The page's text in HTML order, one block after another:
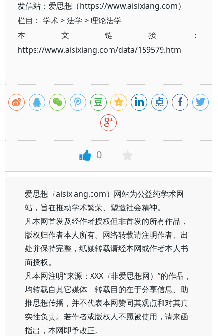
发信站：爱思想（https://www.aisixiang.com）
栏目： 学术>法学 >理论法学
本文链接：
https://www.aisixiang.com/data/159579.html
0
爱思想（aisixiang.com）网站为公益纯学术网
站，旨在推动学术繁荣、塑造社会精神。
凡本网首发及经作者授权但非首发的所有作品，
版权归作者本人所有。网络转载请注明作者、出
处并保持完整，纸媒转载请经本网或作者本人书
面授权。
凡本网注明“来源：XXX（非爱思想网）”的作品，
均转载自其它媒体，转载目的在于分享信息、助
推思想传播，并不代表本网赞同其观点和对其真
实性负责。若作者或版权人不愿被使用，请来函
指出，本网即予改正。